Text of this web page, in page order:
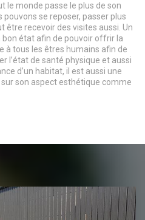
le monde passe le plus de son
pouvons se reposer, passer plus
être recevoir des visites aussi. Un
état afin de pouvoir offrir la
à tous les êtres humains afin de
l’état de santé physique et aussi
d’un habitat, il est aussi une
son aspect esthétique comme